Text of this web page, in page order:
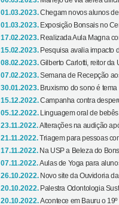
01.03.2023.Chegam novos alunos
01.03.2023. Exposição Bonsais no
17.02.2023. Realizada Aula Magna
15.02.2023. Pesquisa avalia impacto
08.02.2023.Gilberto Carlotti, reitor da
07.02.2023.Semana de Recepção
30.01.2023. Bruxismo do sono é
15.12.2022.Campanha contra
05.12.2022.
Linguagem oral de
23.11.2022.Alterações na audição
21.11.2022.Triagem para pessoas
17.11.2022. Na USP a Beleza do
07.11.2022.Aulas de Yoga para
26.10.2022. Novo site da Ouvidoria
20.10.2022. Palestra Odontologia
20.10.2022.Acontece em Bauru o 19º